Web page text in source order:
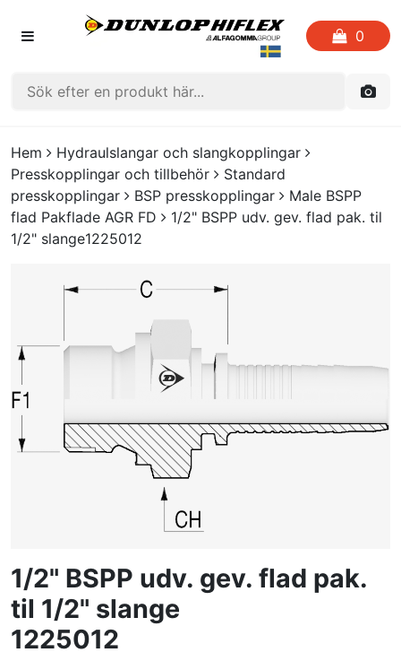
0
HEM
FAVORITLISTOR
KATALOGER
UTGÅENDE PRODUKTER
LOGGA IN
SKAPA PROFIL
Hem
Hydraulslangar och slangkopplingar
Presskopplingar och tillbehör
Standard
presskopplingar
BSP presskopplingar
Male BSPP
flad Pakflade AGR FD
1/2" BSPP udv. gev. flad pak. til
1/2" slange1225012
1/2" BSPP udv. gev. flad pak.
til 1/2" slange
1225012